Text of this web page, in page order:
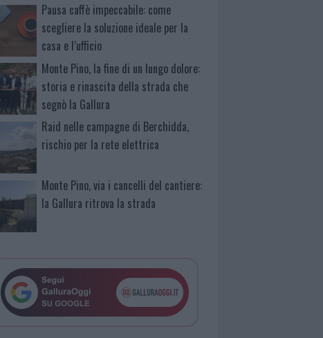
Pausa caffè impeccabile: come
scegliere la soluzione ideale per la
casa e l’ufficio
Monte Pino, la fine di un lungo dolore:
storia e rinascita della strada che
segnò la Gallura
Raid nelle campagne di Berchidda,
rischio per la rete elettrica
Monte Pino, via i cancelli del cantiere:
la Gallura ritrova la strada